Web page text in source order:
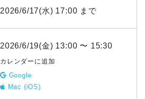
2026/6/17(水) 17:00 まで
2026/6/19(金) 13:00 〜 15:30
カレンダーに追加
Google
Mac (iOS)